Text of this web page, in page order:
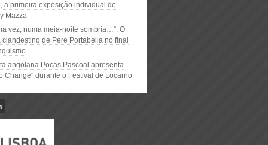
a primeira exposição individual de
Mazza
vez, numa meia-noite sombria…”: O
clandestino de Pere Portabella no final
angolana Pocas Pascoal apresenta
Change" durante o Festival de Locarno